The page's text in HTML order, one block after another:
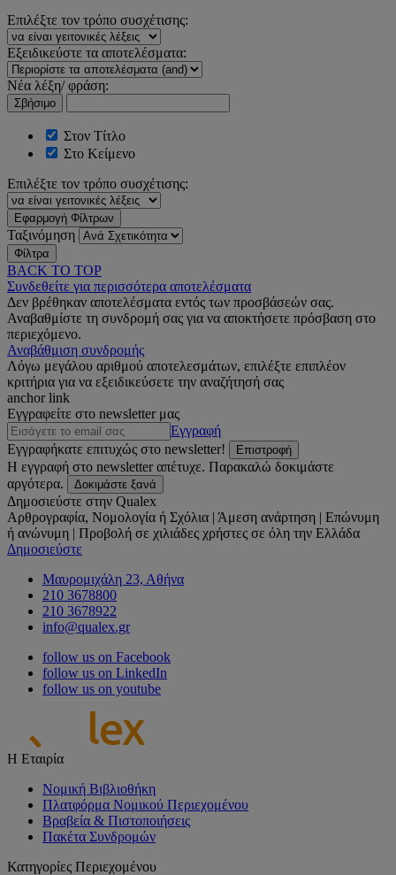
Επιλέξτε τον τρόπο συσχέτισης:
Εξειδικεύστε τα αποτελέσματα:
Νέα λέξη/ φράση:
Σβήσιμο
Στον Τίτλο
Στο Κείμενο
Επιλέξτε τον τρόπο συσχέτισης:
Εφαρμογή Φίλτρων
Ταξινόμηση
Φίλτρα
BACK TO TOP
Συνδεθείτε για περισσότερα αποτελέσματα
Δεν βρέθηκαν αποτελέσματα εντός των προσβάσεών σας.
Αναβαθμίστε τη συνδρομή σας για να αποκτήσετε πρόσβαση στο
περιεχόμενο.
Αναβάθμιση συνδρομής
Λόγω μεγάλου αριθμού αποτελεσμάτων, επιλέξτε επιπλέον
κριτήρια για να εξειδικεύσετε την αναζήτησή σας
anchor link
Εγγραφείτε στο newsletter μας
Εγγραφή
Εγγραφήκατε επιτυχώς στο newsletter!
Επιστροφή
Η εγγραφή στο newsletter απέτυχε. Παρακαλώ δοκιμάστε
αργότερα.
Δοκιμάστε ξανά
Δημοσιεύστε στην Qualex
Αρθρογραφία, Νομολογία ή Σχόλια | Άμεση ανάρτηση | Επώνυμη
ή ανώνυμη | Προβολή σε χιλιάδες χρήστες σε όλη την Ελλάδα
Δημοσιεύστε
Μαυρομιχάλη 23, Αθήνα
210 3678800
210 3678922
info@qualex.gr
follow us on Facebook
follow us on LinkedIn
follow us on youtube
Η Εταιρία
Νομική Βιβλιοθήκη
Πλατφόρμα Νομικού Περιεχομένου
Βραβεία & Πιστοποιήσεις
Πακέτα Συνδρομών
Κατηγορίες Περιεχομένου